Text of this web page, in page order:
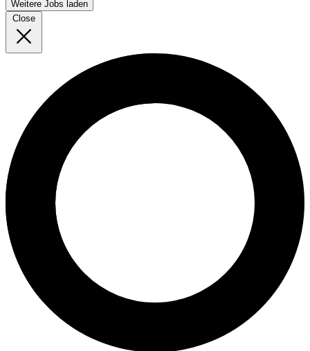
Weitere Jobs laden
Close